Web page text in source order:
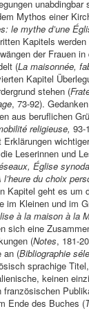
Mythos einer
le mythe d’une
Kapitels
der Frauen
(La maisonnée,
Kapitel
stehen (
, 73-92).
aus beruflichen
religieuse, 93-
Leserinnen und
Église
l’heure du choix
Kapitel geht es um
im Kleinen und im
à la maison à la
sich eine
(Notes, 181-
an (Bibliographie
sprachige
keinen
Ende des Buches (